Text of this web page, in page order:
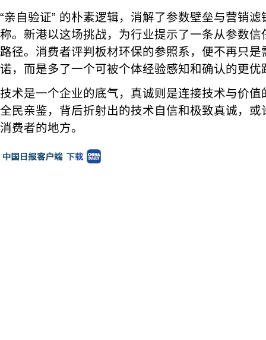
“亲自验证” 的朴素逻辑，消解了参数壁垒与营销
称。新港以这场挑战，为行业提示了一条从参数
路径。消费者评判板材环保的参照系，便不再只
诺，而是多了一个可被个体经验感知和确认的更优
技术是一个企业的底气，真诚则是连接技术与价
全民亲鉴，背后折射出的技术自信和极致真诚，
消费者的地方。